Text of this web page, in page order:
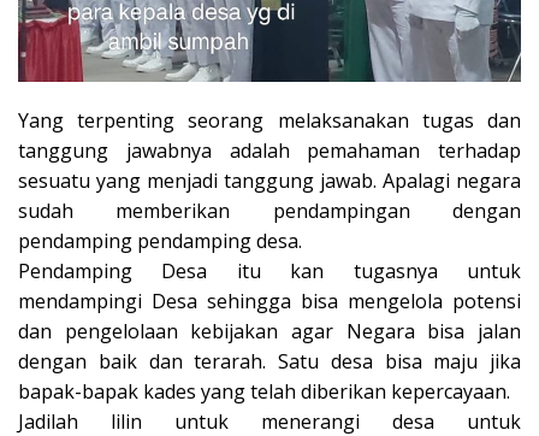
Yang terpenting seorang melaksanakan tugas dan
tanggung jawabnya adalah pemahaman terhadap
sesuatu yang menjadi tanggung jawab. Apalagi negara
sudah memberikan pendampingan dengan
pendamping pendamping desa.
Pendamping Desa itu kan tugasnya untuk
mendampingi Desa sehingga bisa mengelola potensi
dan pengelolaan kebijakan agar Negara bisa jalan
dengan baik dan terarah. Satu desa bisa maju jika
bapak-bapak kades yang telah diberikan kepercayaan.
Jadilah lilin untuk menerangi desa untuk